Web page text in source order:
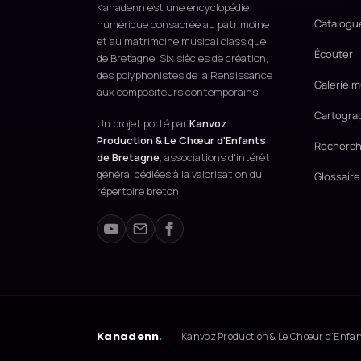
Kanadenn est une encyclopédie
numérique consacrée au patrimoine
et au matrimoine musical classique
de Bretagne. Six siècles de création,
des polyphonistes de la Renaissance
aux compositeurs contemporains.
Un projet porté parKanvoz
Production & Le Chœur d'Enfants
de Bretagne, associations d'intérêt
général dédiées à la valorisation du
répertoire breton.
Écouter
Galerie
Glossaire
Kanadenn. · Kanvoz Production & Le Chœur